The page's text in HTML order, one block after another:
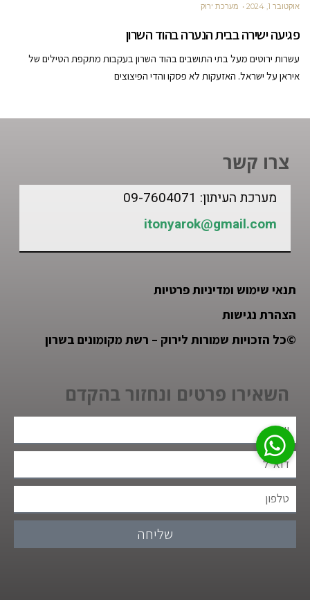
אוקטובר 1, 2024 מערכת ירוק
פגיעה ישירה בבית הנערה בהוד השרון
עשרות ירוטים מעל בתי התושבים בהוד השרון בעקבות מתקפת הטילים של
איראן על ישראל. האזעקות לא פסקו והדי הפיצוצים
צרו קשר
מערכת העיתון: 09-7604071
itonyarok@gmail.com
תנאי שימוש ומדיניות פרטיות
הצהרת נגישות
©כל הזכויות שמורות לירוק – רשת מקומונים בשרון
השאירו פרטים ונחזור בהקדם
שליחה